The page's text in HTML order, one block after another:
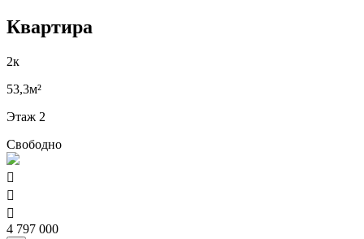
Квартира
2к
53,3м²
Этаж 2
Свободно



4 797 000